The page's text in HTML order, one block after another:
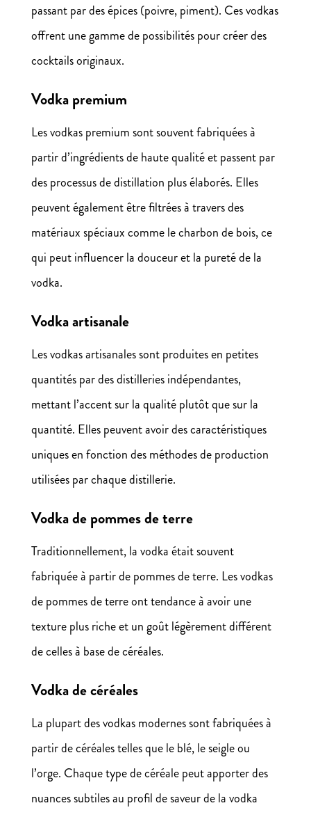
passant par des épices (poivre, piment). Ces vodkas
offrent une gamme de possibilités pour créer des
cocktails originaux.
Vodka premium
Les vodkas premium sont souvent fabriquées à
partir d’ingrédients de haute qualité et passent par
des processus de distillation plus élaborés. Elles
peuvent également être filtrées à travers des
matériaux spéciaux comme le charbon de bois, ce
qui peut influencer la douceur et la pureté de la
vodka.
Vodka artisanale
Les vodkas artisanales sont produites en petites
quantités par des distilleries indépendantes,
mettant l’accent sur la qualité plutôt que sur la
quantité. Elles peuvent avoir des caractéristiques
uniques en fonction des méthodes de production
utilisées par chaque distillerie.
Vodka de pommes de terre
Traditionnellement, la vodka était souvent
fabriquée à partir de pommes de terre. Les vodkas
de pommes de terre ont tendance à avoir une
texture plus riche et un goût légèrement différent
de celles à base de céréales.
Vodka de céréales
La plupart des vodkas modernes sont fabriquées à
partir de céréales telles que le blé, le seigle ou
l’orge. Chaque type de céréale peut apporter des
nuances subtiles au profil de saveur de la vodka